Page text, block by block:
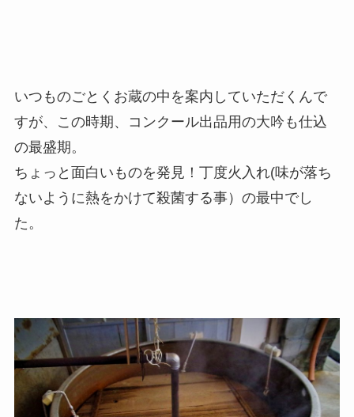
いつものごとくお蔵の中を案内していただくんで
すが、この時期、コンクール出品用の大吟も仕込
の最盛期。
ちょっと面白いものを発見！丁度火入れ(味が落ち
ないように熱をかけて殺菌する事）の最中でし
た。